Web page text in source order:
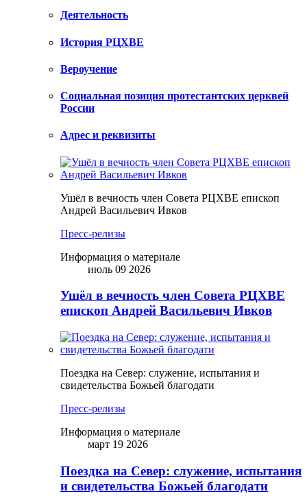
Деятельность
История РЦХВЕ
Вероучение
Социальная позиция протестантских церквей
России
Адрес и реквизиты
Ушёл в вечность член Совета РЦХВЕ епископ
Андрей Васильевич Ивков
Пресс-релизы
Информация о материале
июль 09 2026
Ушёл в вечность член Совета РЦХВЕ
епископ Андрей Васильевич Ивков
Поездка на Север: служение, испытания и
свидетельства Божьей благодати
Пресс-релизы
Информация о материале
март 19 2026
Поездка на Север: служение, испытания
и свидетельства Божьей благодати